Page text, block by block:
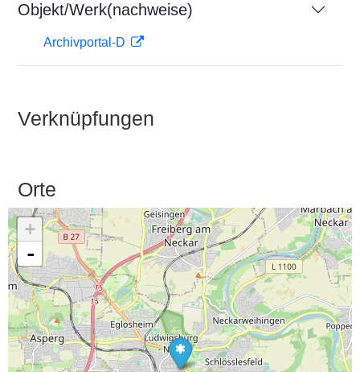
Objekt/Werk(nachweise)
Archivportal-D
Verknüpfungen
Orte
+
-